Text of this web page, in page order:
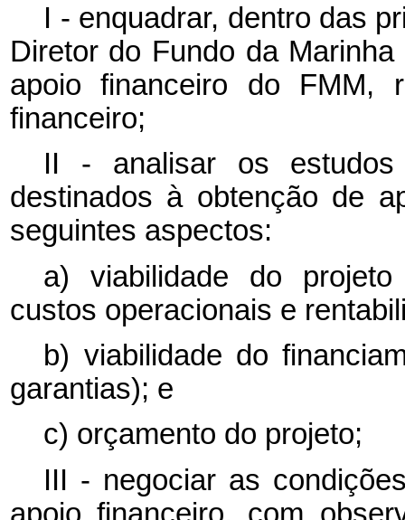
I - enquadrar, dentro das
Diretor do Fundo da
apoio financeiro do FMM,
financeiro;
II - analisar os estudos
destinados à obtenção de
seguintes aspectos:
a) viabilidade do
custos operacionais e
b) viabilidade do
garantias); e
c) orçamento do projeto;
III - negociar as
apoio financeiro, com